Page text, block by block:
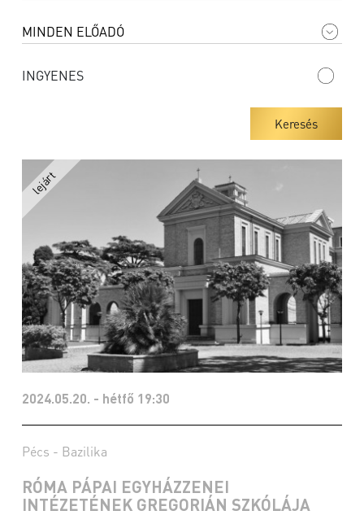
INGYENES
Keresés
2024.05.20. - hétfő 19:30
Pécs - Bazilika
RÓMA PÁPAI EGYHÁZZENEI
INTÉZETÉNEK GREGORIÁN SZKÓLÁJA